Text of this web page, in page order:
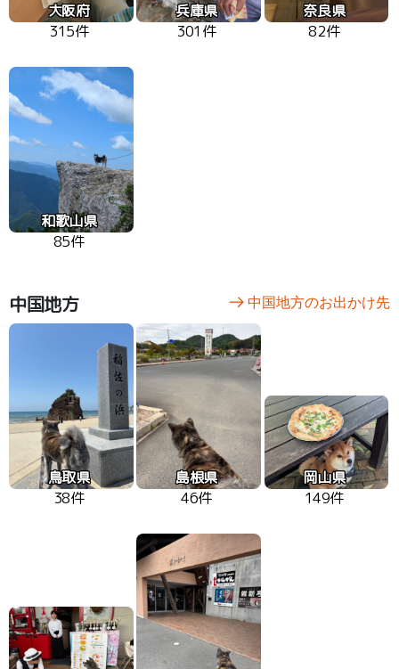
大阪府
315件
兵庫県
301件
奈良県
82件
和歌山県
85件
中国地方 中国地方のお出かけ先
鳥取県
38件
島根県
46件
岡山県
149件